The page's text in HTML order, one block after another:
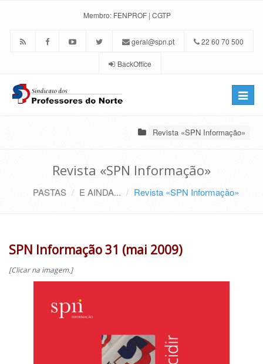
Membro: FENPROF | CGTP
geral@spn.pt 22 60 70 500
BackOffice
Toggle
Revista «SPN Informação»
Revista «SPN Informação»
PASTAS E AINDA... Revista «SPN Informação»
SPN Informação 31 (mai 2009)
[Clicar na imagem.]